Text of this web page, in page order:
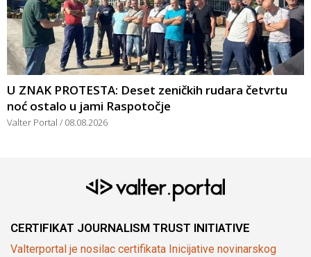
U ZNAK PROTESTA: Deset zeničkih rudara četvrtu
noć ostalo u jami Raspotočje
Valter Portal 08.08.2026
CERTIFIKAT JOURNALISM TRUST INITIATIVE
Valterportal je nosilac certifikata Inicijative novinarskog